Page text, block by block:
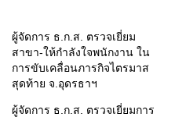
ผู้จัดการ ธ.ก.ส. ตรวจเยี่ยม
สาขา-ให้กำลังใจพนักงาน ใน
การขับเคลื่อนภารกิจไตรมาส
สุดท้าย จ.อุดรธาฯ
ผู้จัดการ ธ.ก.ส. ตรวจเยี่ยมการ